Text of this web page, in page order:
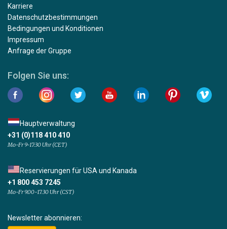
Karriere
Datenschutzbestimmungen
Bedingungen und Konditionen
Impressum
Anfrage der Gruppe
Folgen Sie uns:
Hauptverwaltung
+31 (0)118 410 410
Mo-Fr 9-17:30 Uhr (CET)
Reservierungen für USA und Kanada
+1 800 453 7245
Mo-Fr 9.00-17.30 Uhr (CST)
Newsletter abonnieren: